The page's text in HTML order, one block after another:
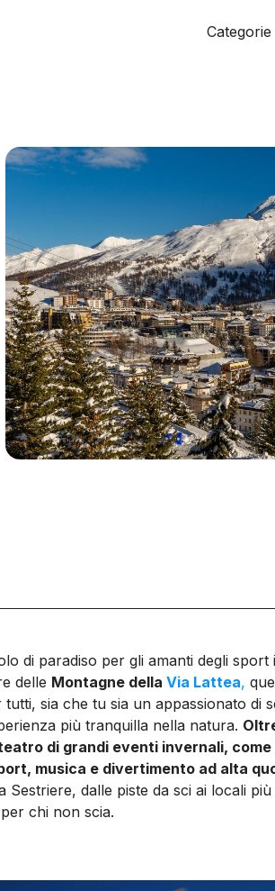
Categorie
di paradiso per gli amanti degli
delle Montagne della Via Lattea,
tutti, sia che tu sia un appassionato di
più tranquilla nella natura.
di grandi eventi invernali,
musica e divertimento ad alta
Sestriere, dalle piste da sci ai locali
chi non scia.